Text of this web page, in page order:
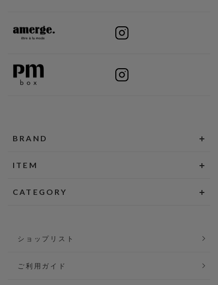
BRAND
ITEM
CATEGORY
ショップリスト
ご利用ガイド